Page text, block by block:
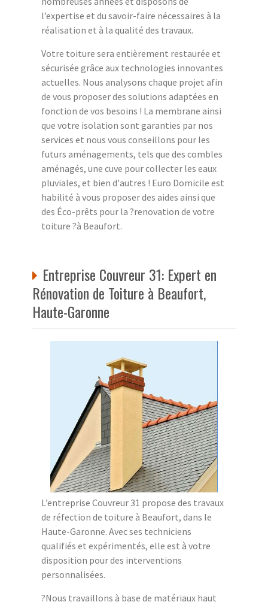
l’expertise et du savoir-faire nécessaires à la
réalisation et à la qualité des travaux.
Votre toiture sera entièrement restaurée et
sécurisée grâce aux technologies innovantes
actuelles. Nous analysons chaque projet afin
de vous proposer des solutions adaptées en
fonction de vos besoins ! La membrane ainsi
que votre isolation sont garanties par nos
services et nous vous conseillons pour les
futurs aménagements, tels que des combles
aménagés, une cuve pour collecter les eaux
pluviales, et bien d'autres ! Euro Domicile est
habilité à vous proposer des aides ainsi que
des Éco-prêts pour la ?renovation de votre
toiture ?à Beaufort.
Entreprise Couvreur 31: Expert en
Rénovation de Toiture à Beaufort,
Haute-Garonne
L’entreprise Couvreur 31 propose des travaux
de réfection de toiture à Beaufort, dans le
Haute-Garonne. Avec ses techniciens
qualifiés et expérimentés, elle est à votre
disposition pour des interventions
personnalisées.
?Nous travaillons à base de matériaux haut